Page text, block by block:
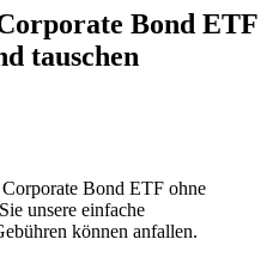
Bond ETF
tauschen
Bond ETF ohne
unsere einfache
können anfallen.